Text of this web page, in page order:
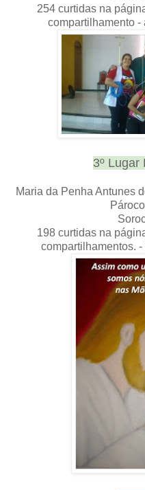
254 curtidas na
compartilhamento
3º Lugar
Maria da Penha Antunes
198 curtidas na
compartilhamentos.